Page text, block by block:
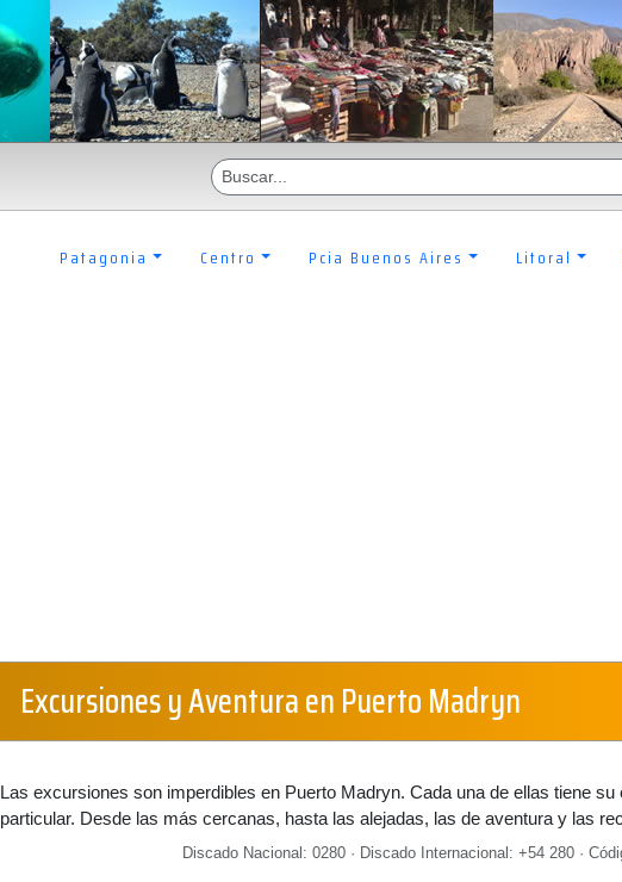
Patagonia Centro Pcia Buenos Aires Litoral
Excursiones y Aventura en Puerto Madryn
Las excursiones son imperdibles en Puerto Madryn. Cada una de ellas tiene su
particular. Desde las más cercanas, hasta las alejadas, las de aventura y las
Discado Nacional: 0280 · Discado Internacional: +54 280 ·